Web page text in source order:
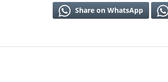
Share on WhatsApp